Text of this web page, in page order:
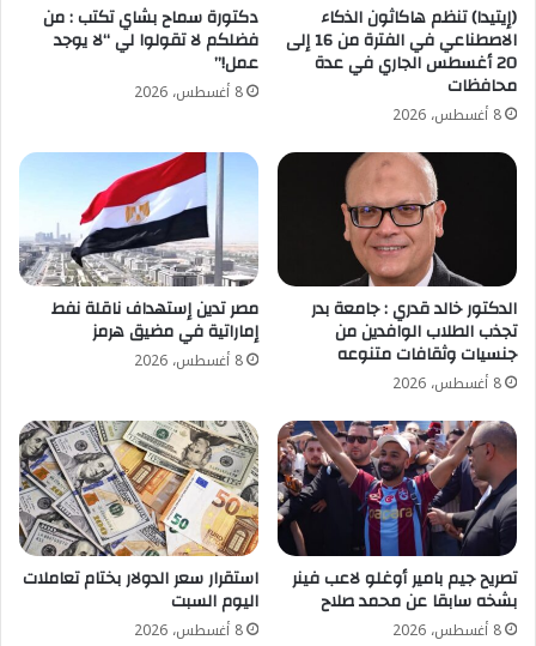
(إيتيدا) تنظم هاكاثون الذكاء
الاصطناعي في الفترة من 16 إلى
20 أغسطس الجاري في عدة
محافظات
8 أغسطس، 2026
دكتورة سماح بشاي تكتب : من
فضلكم لا تقولوا لي “لا يوجد
عمل!”
8 أغسطس، 2026
الدكتور خالد قدري : جامعة بدر
تجذب الطلاب الوافدين من
جنسيات وثقافات متنوعه
8 أغسطس، 2026
مصر تدين إستهداف ناقلة نفط
إماراتية في مضيق هرمز
8 أغسطس، 2026
تصريح جيم بامير أوغلو لاعب فينر
بشخه سابقا عن محمد صلاح
8 أغسطس، 2026
استقرار سعر الدولار بختام تعاملات
اليوم السبت
8 أغسطس، 2026